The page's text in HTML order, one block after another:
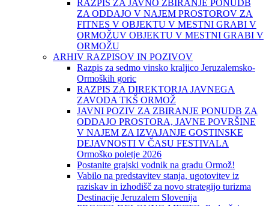
RAZPIS ZA JAVNO ZBIRANJE PONUDB
ZA ODDAJO V NAJEM PROSTOROV ZA
FITNES V OBJEKTU V MESTNI GRABI V
ORMOŽUV OBJEKTU V MESTNI GRABI V
ORMOŽU
ARHIV RAZPISOV IN POZIVOV
Razpis za sedmo vinsko kraljico Jeruzalemsko-
Ormoških goric
RAZPIS ZA DIREKTORJA JAVNEGA
ZAVODA TKŠ ORMOŽ
JAVNI POZIV ZA ZBIRANJE PONUDB ZA
ODDAJO PROSTORA, JAVNE POVRŠINE
V NAJEM ZA IZVAJANJE GOSTINSKE
DEJAVNOSTI V ČASU FESTIVALA
Ormoško poletje 2026
Postanite grajski vodnik na gradu Ormož!
Vabilo na predstavitev stanja, ugotovitev iz
raziskav in izhodišč za novo strategijo turizma
Destinacije Jeruzalem Slovenija